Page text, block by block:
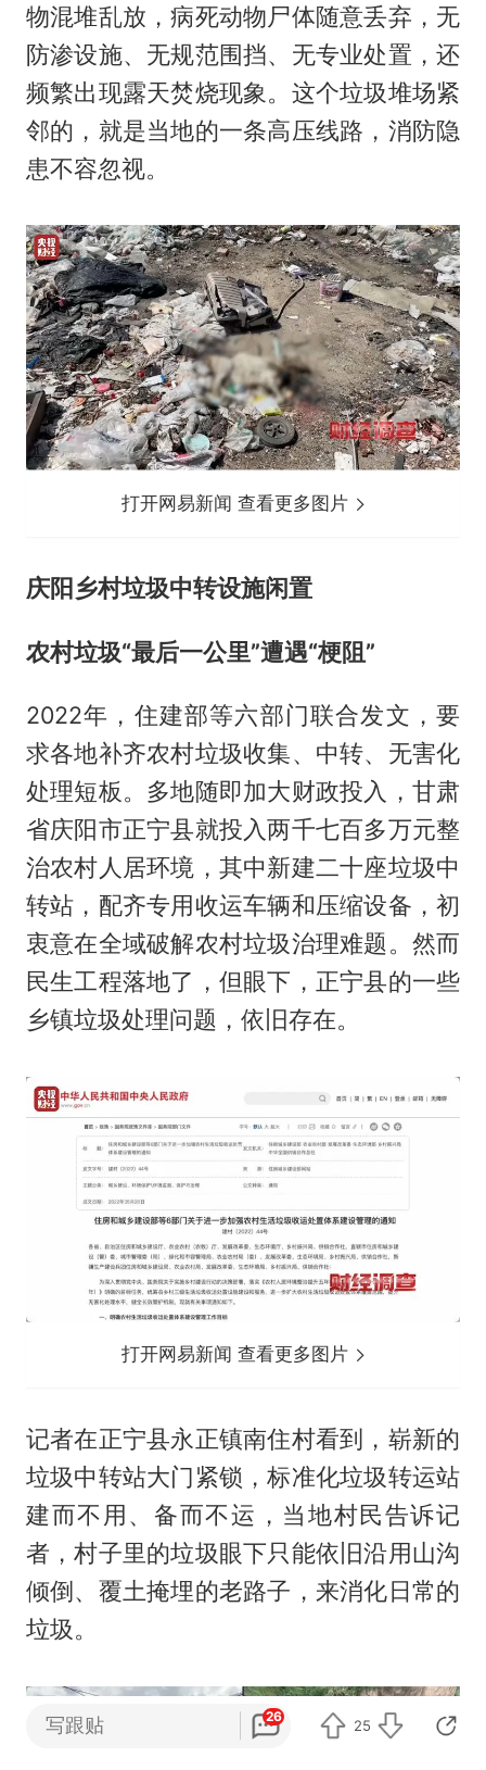
物混堆乱放，病死动物尸体随意丢弃，无
防渗设施、无规范围挡、无专业处置，还
频繁出现露天焚烧现象。这个垃圾堆场紧
邻的，就是当地的一条高压线路，消防隐
患不容忽视。
打开网易新闻 查看更多图片
庆阳乡村垃圾中转设施闲置
农村垃圾“最后一公里”遭遇“梗阻”
2022年，住建部等六部门联合发文，要
求各地补齐农村垃圾收集、中转、无害化
处理短板。多地随即加大财政投入，甘肃
省庆阳市正宁县就投入两千七百多万元整
治农村人居环境，其中新建二十座垃圾中
转站，配齐专用收运车辆和压缩设备，初
衷意在全域破解农村垃圾治理难题。然而
民生工程落地了，但眼下，正宁县的一些
乡镇垃圾处理问题，依旧存在。
打开网易新闻 查看更多图片
记者在正宁县永正镇南住村看到，崭新的
垃圾中转站大门紧锁，标准化垃圾转运站
建而不用、备而不运，当地村民告诉记
者，村子里的垃圾眼下只能依旧沿用山沟
倾倒、覆土掩埋的老路子，来消化日常的
垃圾。
写跟贴 26
25